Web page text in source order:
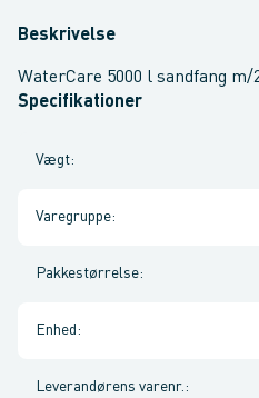
Beskrivelse
WaterCare 5000 l sandfang m/
Specifikationer
Vægt:
Varegruppe:
Pakkestørrelse:
Enhed :
Leverandørens varenr. :